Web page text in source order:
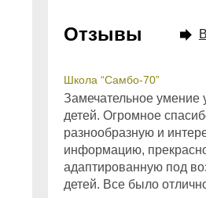
Отзывы
Школа “Самбо-70”
Замечательное умение
детей. Огромное
разнообразную и
информацию,
адаптированную под
детей. Все было